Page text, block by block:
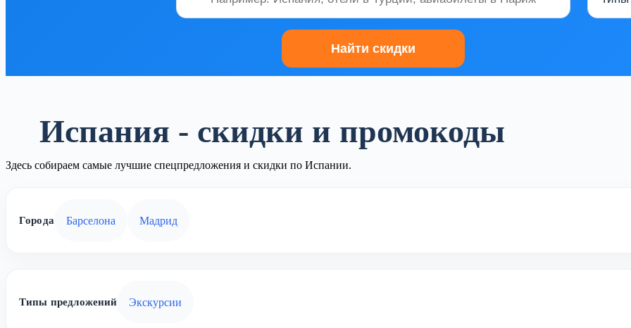
Испания - скидки и промокоды
Здесь собираем самые лучшие спецпредложения и скидки по Испании.
Города Барселона Мадрид
Типы предложений Экскурсии